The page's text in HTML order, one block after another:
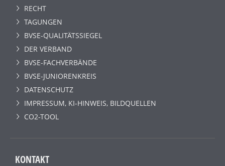
RECHT
TAGUNGEN
BVSE-QUALITÄTSSIEGEL
DER VERBAND
BVSE-FACHVERBÄNDE
BVSE-JUNIORENKREIS
DATENSCHUTZ
IMPRESSUM, KI-HINWEIS, BILDQUELLEN
CO2-TOOL
KONTAKT